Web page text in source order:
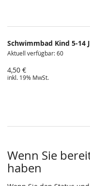
Schwimmbad Kind 5-14
Aktuell verfügbar: 60
4,50 €
inkl. 19% MwSt.
Wenn Sie
haben